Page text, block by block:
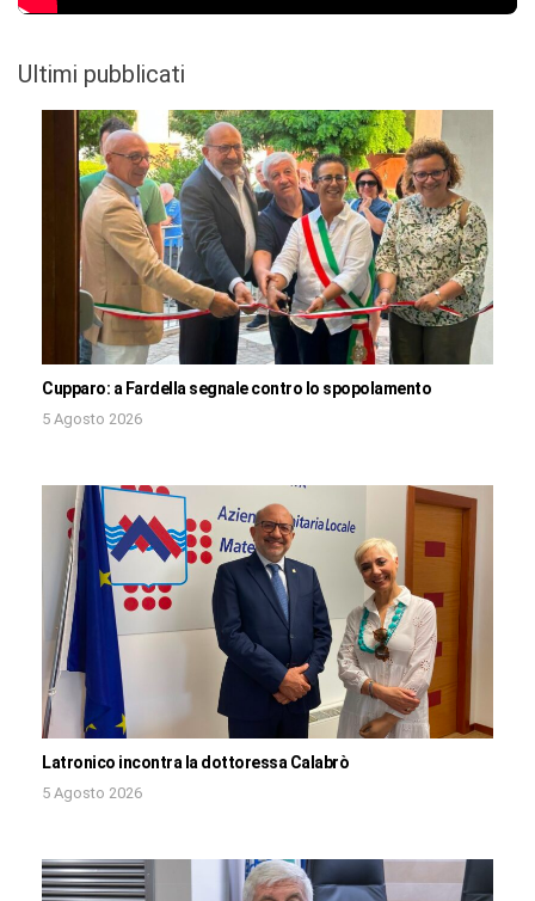
Ultimi pubblicati
Cupparo: a Fardella segnale contro lo spopolamento
5 Agosto 2026
Latronico incontra la dottoressa Calabrò
5 Agosto 2026